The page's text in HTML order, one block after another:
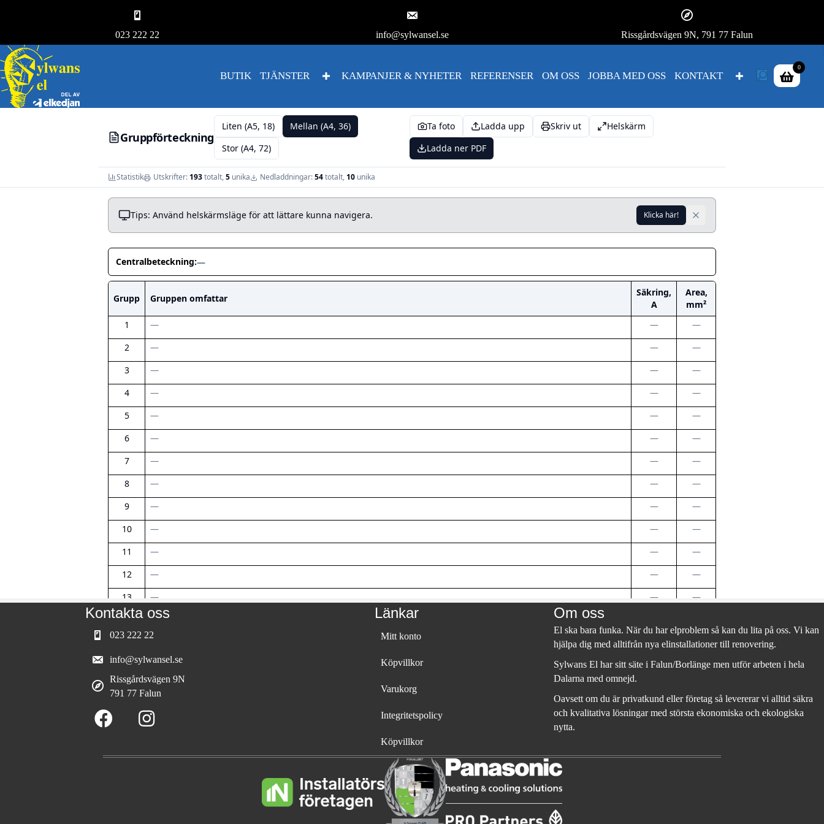
023 222 22 info@sylwansel.se Rissgårdsvägen 9N, 791 77 Falun
BUTIK TJÄNSTER KAMPANJER & NYHETER REFERENSER OM OSS JOBBA MED OSS KONTAKT
0
Kontakta oss
023 222 22
info@sylwansel.se
Rissgårdsvägen 9N
791 77 Falun
Länkar
Mitt konto
Köpvillkor
Varukorg
Integritetspolicy
Köpvillkor
Om oss
El ska bara funka. När du har elproblem så kan du lita på oss. Vi kan
hjälpa dig med alltifrån nya elinstallationer till renovering.
Sylwans El har sitt säte i Falun/Borlänge men utför arbeten i hela
Dalarna med omnejd.
Oavsett om du är privatkund eller företag så levererar vi alltid säkra
och kvalitativa lösningar med största ekonomiska och ekologiska
nytta.